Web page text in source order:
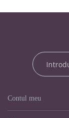
Contul meu